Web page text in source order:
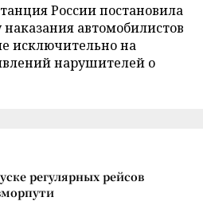
России постановила
автомобилистов
исключительно на
нарушителей о
регулярных рейсов